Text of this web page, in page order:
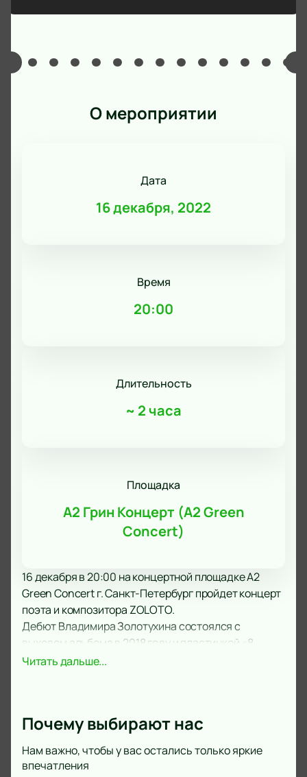
О мероприятии
Дата
16 декабря, 2022
Время
20:00
Длительность
~ 2 часа
Площадка
А2 Грин Концерт (A2 Green
Concert)
16 декабря в 20:00 на концертной площадке A2
Green Concert г. Санкт-Петербург пройдет концерт
поэта и композитора ZOLOTO.
Дебют Владимира Золотухина состоялся с
выходом альбома в 2018 году и пластинкой «8
месяцев в Вегасе». Сам автор, сам продюсер, сам
Первая группа, которая даже выступала на
продолжил работать над собственным проектом
Читать дальше...
Почему выбирают нас
Нам важно, чтобы у вас остались только яркие
впечатления